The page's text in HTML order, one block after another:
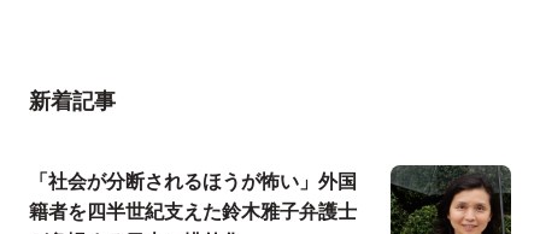
新着記事
「社会が分断されるほうが怖い」外国
籍者を四半世紀支えた鈴木雅子弁護士